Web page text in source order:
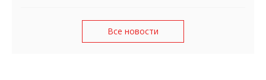
Все новости